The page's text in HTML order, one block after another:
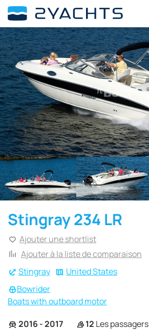
Stingray
United States
Bowrider
Boats with outboard motor
Stingray 234 LR
Ajouter une shortlist
Ajouter à la liste de comparaison
2016 - 2017 12 Les passagers